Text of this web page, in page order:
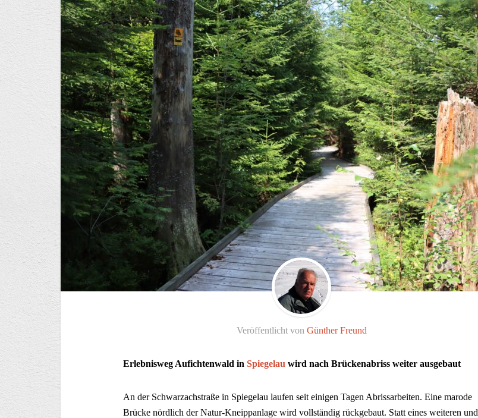
Veröffentlicht von Günther Freund
Erlebnisweg Aufichtenwald in Spiegelau wird nach Brückenabriss weiter ausgebaut
An der Schwarzachstraße in Spiegelau laufen seit einigen Tagen Abrissarbeiten. Eine marode
Brücke nördlich der Natur-Kneippanlage wird vollständig rückgebaut. Statt eines weiteren und